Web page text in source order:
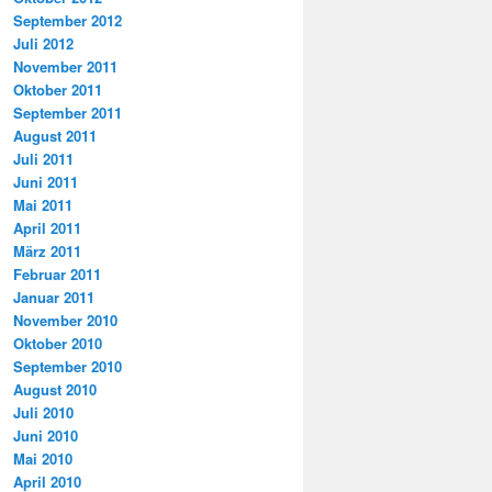
September 2012
Juli 2012
November 2011
Oktober 2011
September 2011
August 2011
Juli 2011
Juni 2011
Mai 2011
April 2011
März 2011
Februar 2011
Januar 2011
November 2010
Oktober 2010
September 2010
August 2010
Juli 2010
Juni 2010
Mai 2010
April 2010